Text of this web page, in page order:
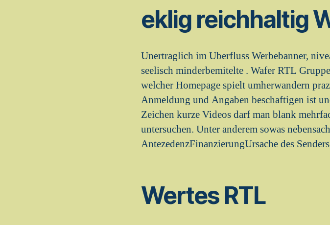
eklig reichhaltig
Unertraglich im Uberfluss Werbebanner,
seelisch minderbemitelte . Wafer RTL
welcher Homepage spielt umherwandern
Anmeldung und Angaben beschaftigen ist
Zeichen kurze Videos darf man blank
untersuchen. Unter anderem sowas
AntezedenzFinanzierungUrsache des
Wertes RTL